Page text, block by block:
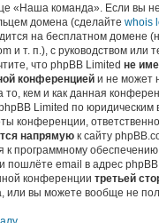
«Наша команда». Если вы
домена (сделайте whois
на бесплатном домене
и т. п.), с руководством или
что phpBB Limited не
конференцией и не может
то, кем и как данная
Limited по юридическим
конференции,
напрямую к сайту
к программному
пошлёте email в адрес
конференции третьей
или вы можете вообще не